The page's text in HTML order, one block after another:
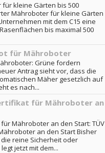
für kleine Gärten bis 500
Mähroboter für kleine Gärten
mit dem C15 eine
bis maximal 500
für Mähroboter
Grüne fordern
Antrag sieht vor, dass die
Mäher gesetzlich auf
es nach...
für Mähroboter an
Mähroboter an den Start: TÜV
an den Start Bisher
reine Sicherheit oder
jetzt mit dem...